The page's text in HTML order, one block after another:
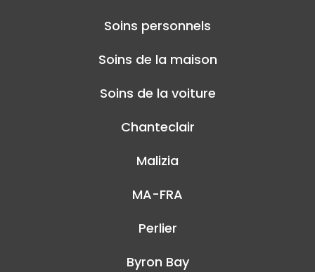
Soins personnels
Soins de la maison
Soins de la voiture
Chanteclair
Malizia
MA-FRA
Perlier
Byron Bay